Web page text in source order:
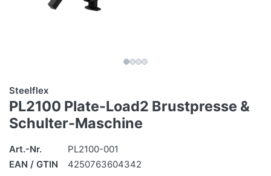
Steelflex
PL2100 Plate-Load2 Brustpresse &
Schulter-Maschine
Art.-Nr.
PL2100-001
EAN / GTIN
4250763604342